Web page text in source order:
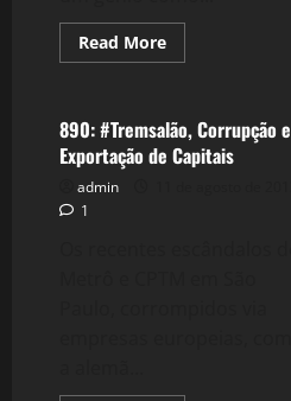
Read MoreRead
more
e
os
temas
Crise 2.0
890: #Tremsalão, Corrupção e
Exportação de Capitais
admin
1